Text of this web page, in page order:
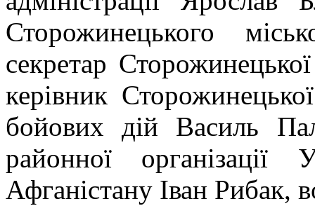
Сторожинецького
секретар
керівник
бойових дій Василь
районної організації
Афганістану Іван Рибак,